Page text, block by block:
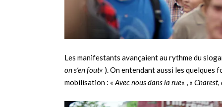
Les manifestants avançaient au rythme du
on s’en fout« ). On entendant aussi les quelques
mobilisation : « Avec nous dans la rue« , «